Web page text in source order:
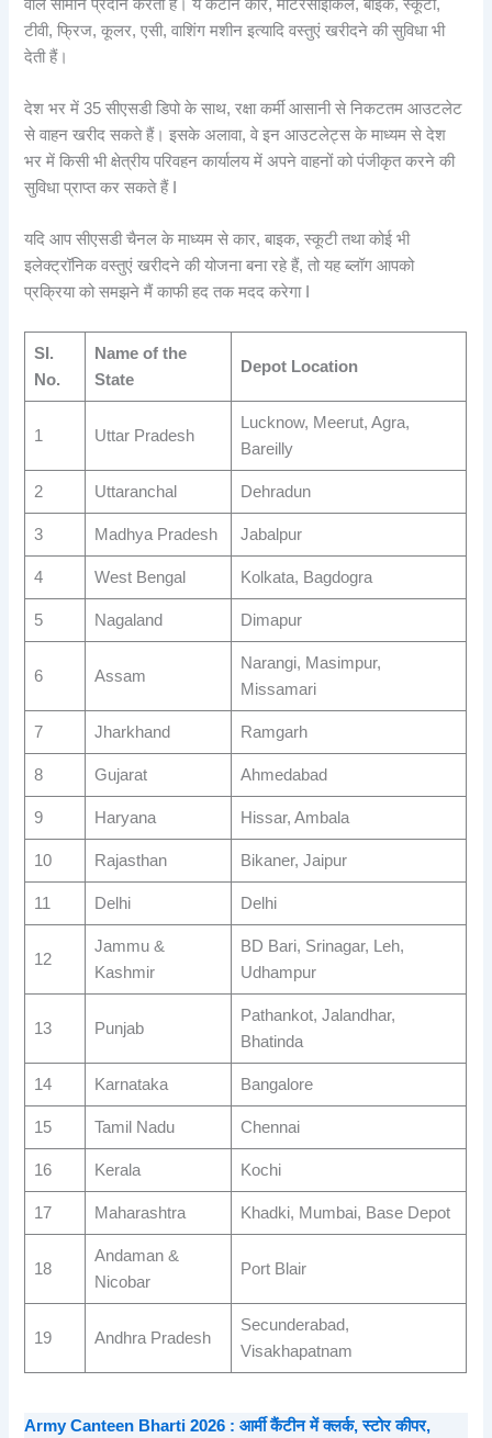
वाले सामान प्रदान करता है। ये कैंटीन कार, मोटरसाइकिल, बाइक, स्कूटी,
टीवी, फ्रिज, कूलर, एसी, वाशिंग मशीन इत्यादि वस्तुएं खरीदने की सुविधा भी
देती हैं।
देश भर में 35 सीएसडी डिपो के साथ, रक्षा कर्मी आसानी से निकटतम आउटलेट
से वाहन खरीद सकते हैं। इसके अलावा, वे इन आउटलेट्स के माध्यम से देश
भर में किसी भी क्षेत्रीय परिवहन कार्यालय में अपने वाहनों को पंजीकृत करने की
सुविधा प्राप्त कर सकते हैं I
यदि आप सीएसडी चैनल के माध्यम से कार, बाइक, स्कूटी तथा कोई भी
इलेक्ट्रॉनिक वस्तुएं खरीदने की योजना बना रहे हैं, तो यह ब्लॉग आपको
प्रक्रिया को समझने मैं काफी हद तक मदद करेगा I
SI.
No.
Name of the
State
Depot Location
1 Uttar Pradesh
Lucknow, Meerut, Agra,
Bareilly
2 Uttaranchal Dehradun
3 Madhya Pradesh Jabalpur
4 West Bengal Kolkata, Bagdogra
5 Nagaland Dimapur
6 Assam
Narangi, Masimpur,
Missamari
7 Jharkhand Ramgarh
8 Gujarat Ahmedabad
9 Haryana Hissar, Ambala
10 Rajasthan Bikaner, Jaipur
11 Delhi Delhi
12
Jammu &
Kashmir
BD Bari, Srinagar, Leh,
Udhampur
13 Punjab
Pathankot, Jalandhar,
Bhatinda
14 Karnataka Bangalore
15 Tamil Nadu Chennai
16 Kerala Kochi
17 Maharashtra Khadki, Mumbai, Base Depot
18
Andaman &
Nicobar
Port Blair
19 Andhra Pradesh
Secunderabad,
Visakhapatnam
Army Canteen Bharti 2026 : आर्मी कैंटीन में क्लर्क, स्टोर कीपर,